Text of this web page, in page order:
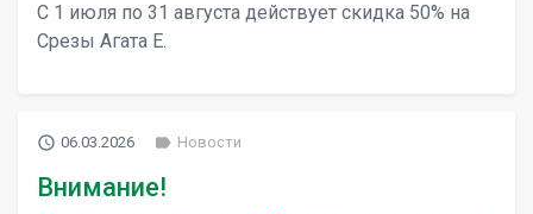
С 1 июля по 31 августа действует скидка 50% на
Срезы Агата E.
access_time 06.03.2026 label Новости
Внимание!